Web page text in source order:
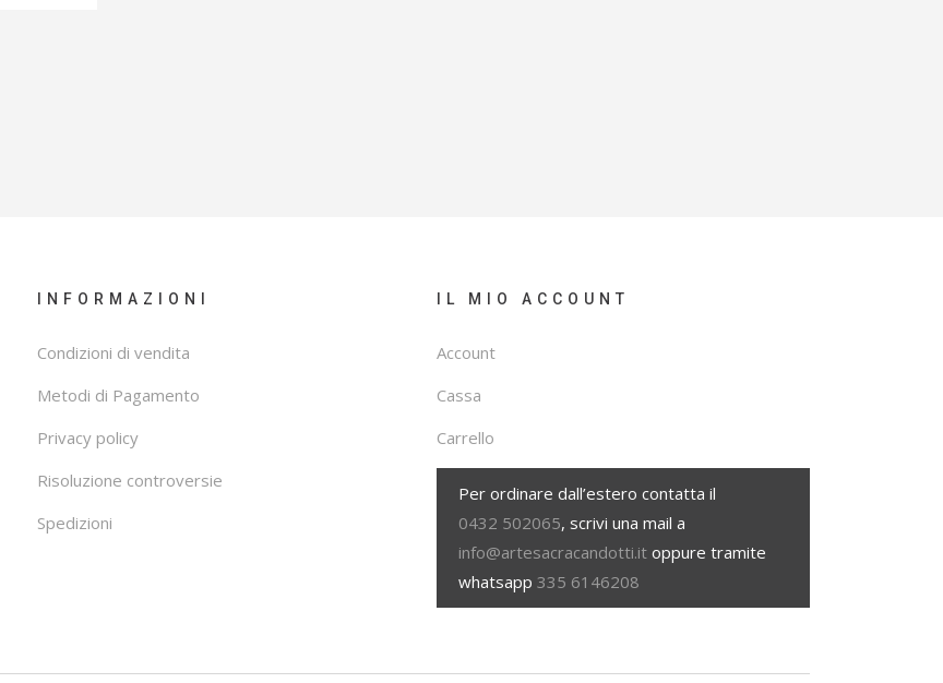
INFORMAZIONI
Condizioni di vendita
Metodi di Pagamento
Privacy policy
Risoluzione controversie
Spedizioni
IL MIO ACCOUNT
Account
Cassa
Carrello
Per ordinare dall’estero contatta il
0432 502065, scrivi una mail a
info@artesacracandotti.it oppure tramite
whatsapp335 6146208